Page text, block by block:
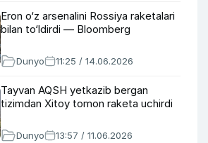
Eron o‘z arsenalini Rossiya raketalari
bilan to‘ldirdi — Bloomberg
Dunyo 11:25 / 14.06.2026
Tayvan AQSH yetkazib bergan
tizimdan Xitoy tomon raketa uchirdi
Dunyo 13:57 / 11.06.2026